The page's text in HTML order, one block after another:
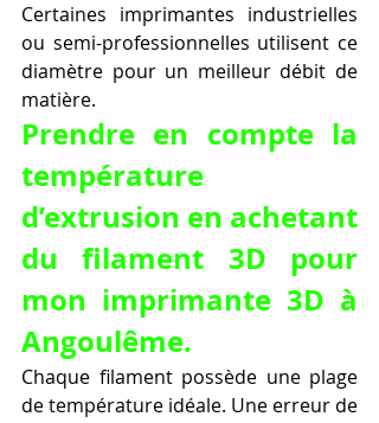
Certaines imprimantes industrielles
ou semi-professionnelles utilisent ce
diamètre pour un meilleur débit de
matière.
Prendre en compte la
température
d’extrusion en achetant
du filament 3D pour
mon imprimante 3D à
Angoulême.
Chaque filament possède une plage
de température idéale. Une erreur de